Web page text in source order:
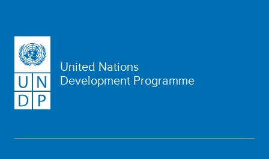
United Nations
Development Programme